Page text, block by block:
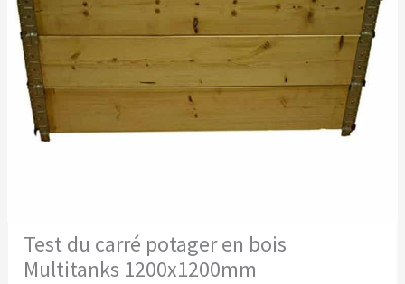
Test du carré potager en bois
Multitanks 1200x1200mm